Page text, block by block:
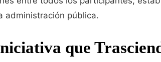
administración pública.
que